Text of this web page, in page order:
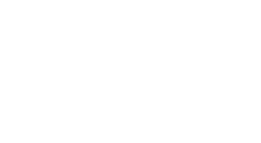
(PatG) (Recherche)
in enger Zusammenarbeit mit den
Stellen. Das